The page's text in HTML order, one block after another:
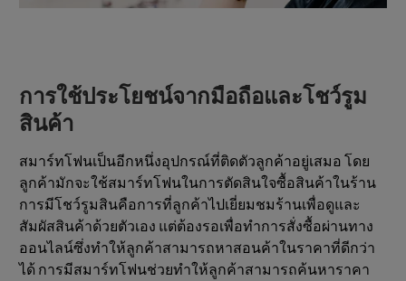
การใช้ประโยชน์จากมือถือและโชว์รูม
สินค้า
สมาร์ทโฟนเป็นอีกหนึ่งอุปกรณ์ที่ติดตัวลูกค้าอยู่เสมอ โดย
ลูกค้ามักจะใช้สมาร์ทโฟนในการตัดสินใจซื้อสินค้าในร้าน
การมีโชว์รูมสินคือการที่ลูกค้าไปเยี่ยมชมร้านเพื่อดูและ
สัมผัสสินค้าด้วยตัวเอง แต่ต้องรอเพื่อทำการสั่งซื้อผ่านทาง
ออนไลน์ซึ่งทำให้ลูกค้าสามารถหาสอนค้าในราคาที่ดีกว่า
ได้ การมีสมาร์ทโฟนช่วยทำให้ลูกค้าสามารถค้นหาราคา